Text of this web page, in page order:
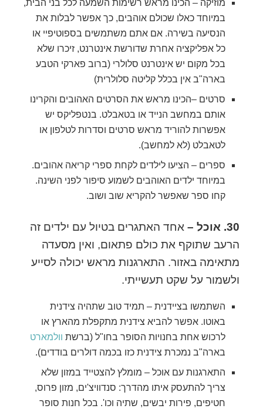
מוזיקה – הכינו מראש רשימות השמעה לכל בני הבית,
במיוחד כאלו שכולם אוהבים, כך אפשר לבלות את
הנסיעה בשירה. אם אתם משתמשים בספוטיפיי או
כל אפליקציה אחרת שדורשת אינטרנט, זיכרו שלא
בכל מקום יש אינטרנט סלולרי (ברוב פארקי הטבע
בארה"ב אין בכלל קליטה סלולרית)
סרטים –הכינו מראש את הסרטים האהובים והקרינו
אותם במחשב הנייד או בטאבלט. בנטפליקס יש
אפשרות להוריד מראש סרטים וסדרות לטלפון או
לטאבלט (לא למחשב).
ספרים – הציעו לילדים לקחת ספרי קריאה אהובים.
במיוחד ילדים האוהבים לשמוע סיפור לפני השינה.
קחו ספר שאפשר להקריא שוב ושוב.
30. אוכל –
אחד האתגרים בטיול עם ילדים זה
הרעב שתוקף את כולם פתאום, ואין מסעדה
מתאימה באזור. התארגנות מראש יכולה לסייע
ולשמור על שקט תעשייתי.
השתמשו בציידנית – תמיד טוב שתהיה צידנית
באוטו. אפשר להביא צידנית מתקפלת מהארץ או
לרכוש אחת בחנויות הסופר בחו"ל (ברשת וולמארט
בארה"ב נמכרת צידנית כזו בכמה דולרים בודדים).
התארגנות עם אוכל – מומלץ להצטייד במזון שלא
צריך להתעסק איתו מהדרך: סנדוויצ'ים, מזון פרוס,
חטיפים, פירות יבשים, שתיה וכו'. בכל חנות סופר